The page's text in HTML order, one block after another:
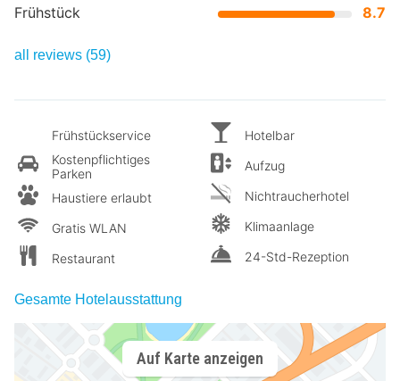
Frühstück
8.7
all reviews (59)
Frühstückservice
Kostenpflichtiges
Parken
Haustiere erlaubt
Gratis WLAN
Restaurant
Hotelbar
Aufzug
Nichtraucherhotel
Klimaanlage
24-Std-Rezeption
Gesamte Hotelausstattung
Auf Karte anzeigen